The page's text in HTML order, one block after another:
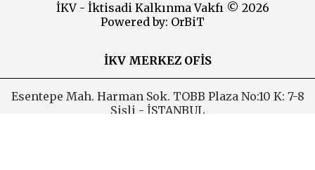
İKV - İktisadi Kalkınma Vakfı © 2026
Powered by: OrBiT
İKV MERKEZ OFİS
Esentepe Mah. Harman Sok. TOBB Plaza No:10 K: 7-8
Şişli - İSTANBUL